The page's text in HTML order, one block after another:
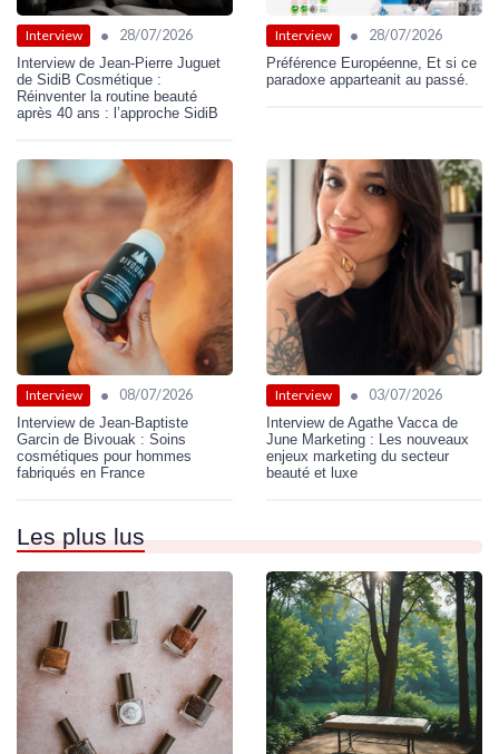
Interview • 28/07/2026
Interview de Jean-Pierre Juguet
de SidiB Cosmétique :
Réinventer la routine beauté
après 40 ans : l’approche SidiB
Interview • 28/07/2026
Préférence Européenne, Et si ce
paradoxe apparteanit au passé.
Interview • 08/07/2026
Interview de Jean-Baptiste
Garcin de Bivouak : Soins
cosmétiques pour hommes
fabriqués en France
Interview • 03/07/2026
Interview de Agathe Vacca de
June Marketing : Les nouveaux
enjeux marketing du secteur
beauté et luxe
Les plus lus